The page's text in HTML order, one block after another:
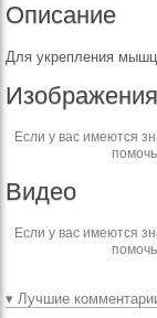
Описание
Для укрепления
Изображения
Если у вас имеются
Видео
Если у вас имеются
▾ Лучшие